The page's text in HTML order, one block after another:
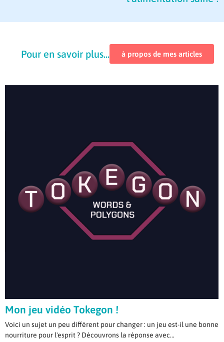
Pour en savoir plus... à propos de mes articles
Mon jeu vidéo Tokegon !
Voici un sujet un peu différent pour changer : un jeu est-il une bonne
nourriture pour l'esprit ? Découvrons la réponse avec...